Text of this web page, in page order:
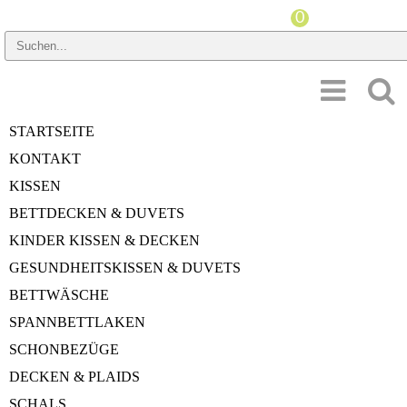
STARTSEITE
KONTAKT
KISSEN
BETTDECKEN & DUVETS
KINDER KISSEN & DECKEN
GESUNDHEITSKISSEN & DUVETS
BETTWÄSCHE
SPANNBETTLAKEN
SCHONBEZÜGE
DECKEN & PLAIDS
HERSTELLER
Startseite»Bad»Christian Fischbacher Badteppich Elegante
Christian Fischbacher
Badteppich Elegante
angezeigte Produkte: